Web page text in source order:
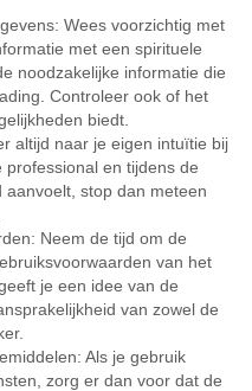
Wees voorzichtig met
met een spirituele
noodzakelijke informatie die
Controleer ook of het
biedt.
altijd naar je eigen intuïtie bij
en tijdens de
aanvoelt, stop dan meteen
Neem de tijd om de
van het
je een idee van de
van zowel de
Als je gebruik
zorg er dan voor dat de